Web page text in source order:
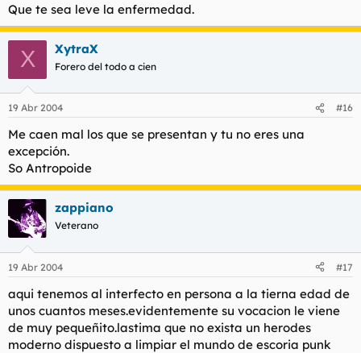
Que te sea leve la enfermedad.
X XytraX
Forero del todo a cien
19 Abr 2004 #16
Me caen mal los que se presentan y tu no eres una
excepción.
So Antropoide
zappiano
Veterano
19 Abr 2004 #17
aqui tenemos al interfecto en persona a la tierna edad de
unos cuantos meses.evidentemente su vocacion le viene
de muy pequeñito.lastima que no exista un herodes
moderno dispuesto a limpiar el mundo de escoria punk